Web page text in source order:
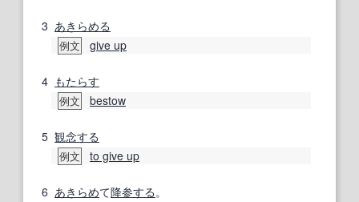
3 あきらめる
例文 give up
4 もたらす
例文 bestow
5 観念する
例文 to give up
6 あきらめて降参する。